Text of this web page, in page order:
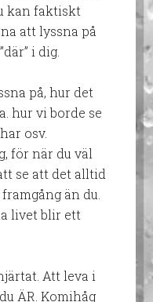
kan faktiskt
att lyssna på
i dig.
på, hur det
hur vi borde se
osv.
för när du väl
se att det alltid
än du.
livet blir ett
Att leva i
ÄR. Komihåg